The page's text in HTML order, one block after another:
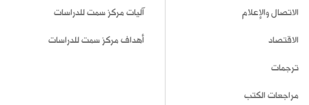
الاتصال والإعلام
الاقتصاد
ترجمات
مراجعات الكتب
آليات مركز سمت للدراسات
أهداف مركز سمت للدراسات